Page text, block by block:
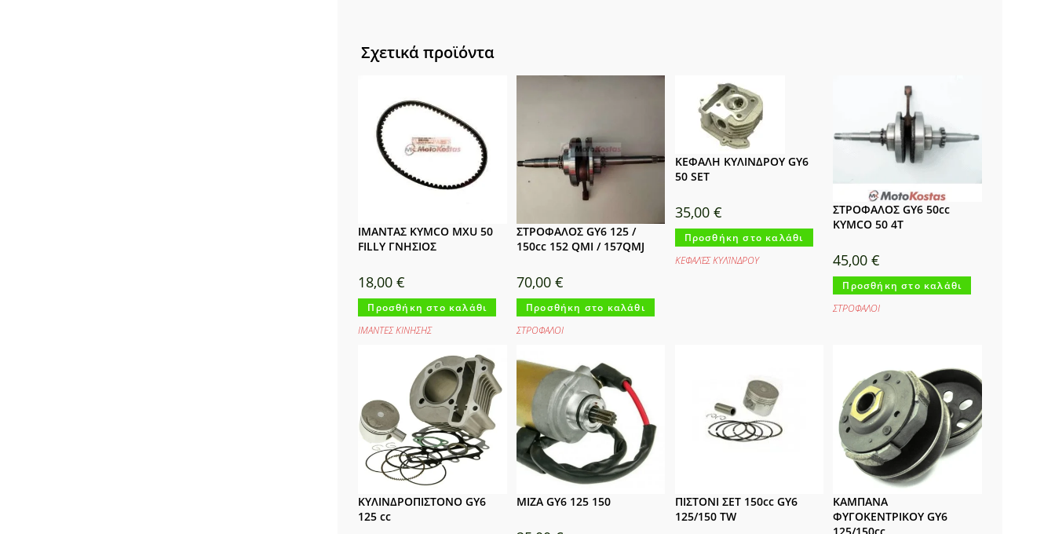
Σχετικά προϊόντα
ΙΜΑΝΤΑΣ KYMCO MXU 50
FILLY ΓΝΗΣΙΟΣ
18,00€
Προσθήκη στο καλάθι
ΙΜΑΝΤΕΣ ΚΙΝΗΣΗΣ
ΣΤΡΟΦΑΛΟΣ GY6 125 /
150cc 152 QMI / 157QMJ
70,00€
Προσθήκη στο καλάθι
ΣΤΡΟΦΑΛΟΙ
ΚΕΦΑΛΗ ΚΥΛΙΝΔΡΟΥ GY6
50 SET
35,00 €
Προσθήκη στο καλάθι
ΚΕΦΑΛΈΣ ΚΥΛΊΝΔΡΟΥ
ΣΤΡΟΦΑΛΟΣ GY6 50cc
KYMCO 50 4T
45,00€
Προσθήκη στο καλάθι
ΣΤΡΟΦΑΛΟΙ
ΚΥΛΙΝΔΡΟΠΙΣΤΟΝΟ GY6
125 cc
ΜΙΖΑ GY6 125 150
ΠΙΣΤΟΝΙ ΣΕΤ 150cc GY6
125/150 TW
ΚΑΜΠΑΝΑ
ΦΥΓΟΚΕΝΤΡΙΚΟΥ GY6
125/150cc